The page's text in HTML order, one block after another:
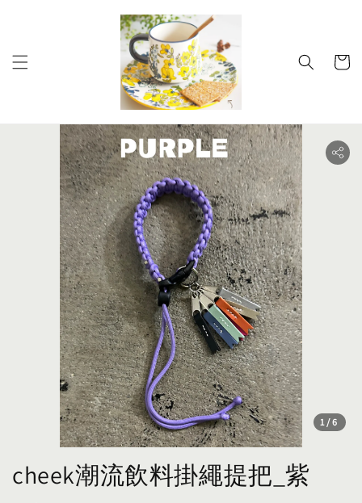
1/6
cheek潮流飲料掛繩提把_紫